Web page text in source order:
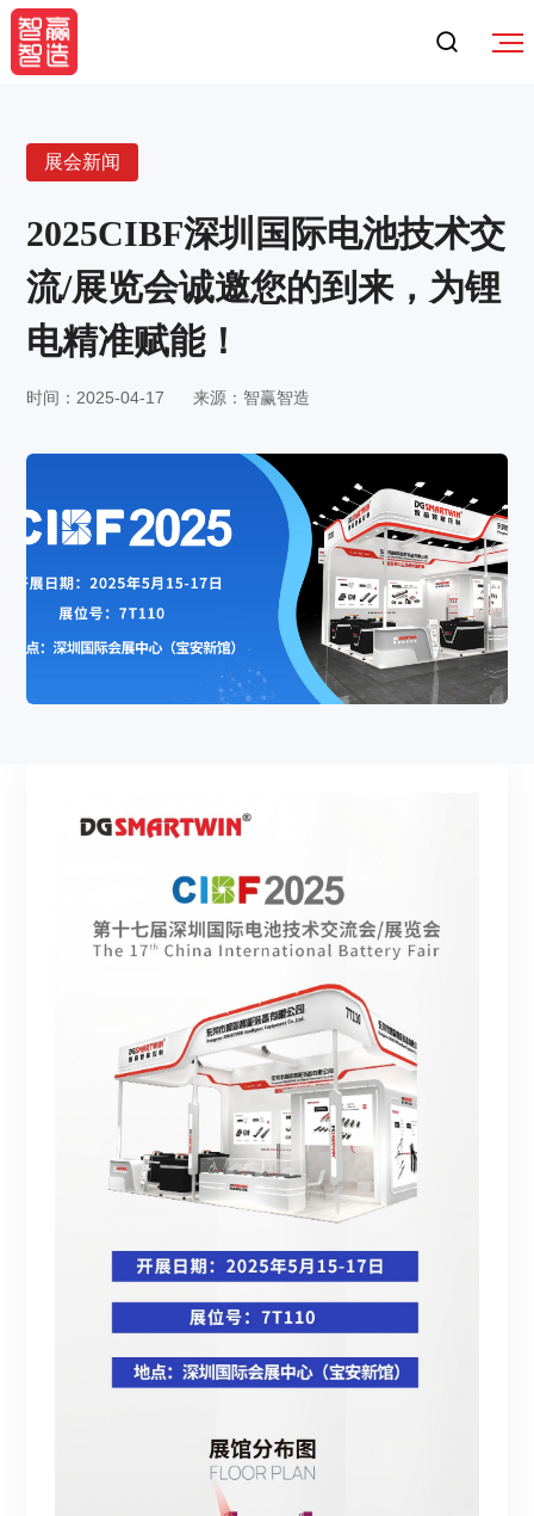
展会新闻
2025CIBF深圳国际电池技术交
流/展览会诚邀您的到来，为锂
电精准赋能！
时间：2025-04-17 来源：智赢智造